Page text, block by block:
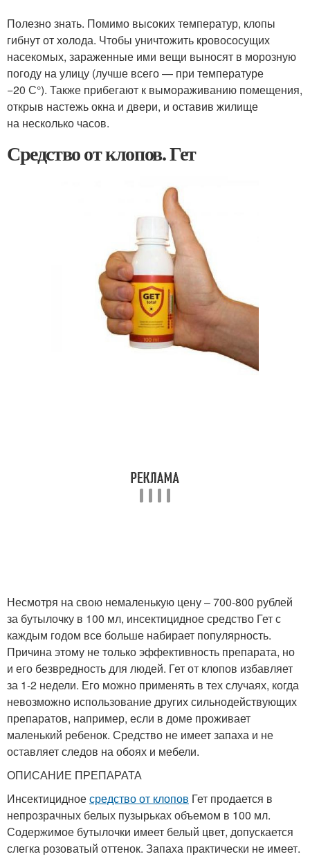
Полезно знать. Помимо высоких температур, клопы
гибнут от холода. Чтобы уничтожить кровососущих
насекомых, зараженные ими вещи выносят в морозную
погоду на улицу (лучше всего — при температуре
−20 С°). Также прибегают к вымораживанию помещения,
открыв настежь окна и двери, и оставив жилище
на несколько часов.
Средство от клопов. Гет
Несмотря на свою немаленькую цену – 700-800 рублей
за бутылочку в 100 мл, инсектицидное средство Гет с
каждым годом все больше набирает популярность.
Причина этому не только эффективность препарата, но
и его безвредность для людей. Гет от клопов избавляет
за 1-2 недели. Его можно применять в тех случаях, когда
невозможно использование других сильнодействующих
препаратов, например, если в доме проживает
маленький ребенок. Средство не имеет запаха и не
оставляет следов на обоях и мебели.
ОПИСАНИЕ ПРЕПАРАТА
Инсектицидноесредство от клопов Гет продается в
непрозрачных белых пузырьках объемом в 100 мл.
Содержимое бутылочки имеет белый цвет, допускается
слегка розоватый оттенок. Запаха практически не имеет.